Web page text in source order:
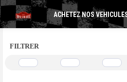
ACHETEZ NOS
FILTRER